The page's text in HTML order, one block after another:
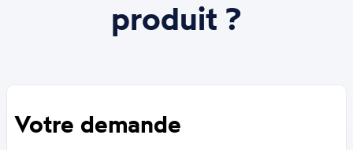
produit ?
Votre demande